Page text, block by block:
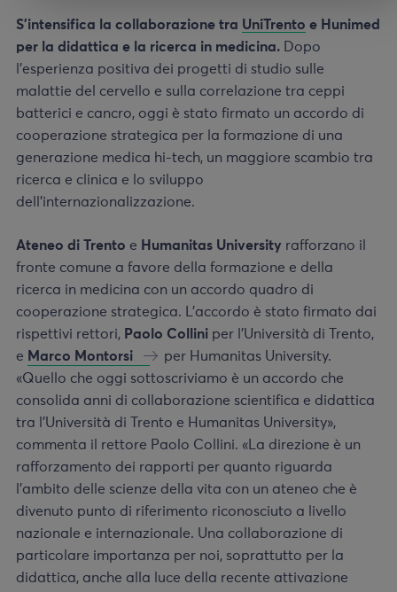
S’intensifica la collaborazione tra UniTrento e Hunimed
per la didattica e la ricerca in medicina. Dopo
l’esperienza positiva dei progetti di studio sulle
malattie del cervello e sulla correlazione tra ceppi
batterici e cancro, oggi è stato firmato un accordo di
cooperazione strategica per la formazione di una
generazione medica hi-tech, un maggiore scambio tra
ricerca e clinica e lo sviluppo
dell’internazionalizzazione.
Ateneo di Trento e Humanitas University rafforzano il
fronte comune a favore della formazione e della
ricerca in medicina con un accordo quadro di
cooperazione strategica. L’accordo è stato firmato dai
rispettivi rettori, Paolo Collini per l’Università di Trento,
e Marco Montorsi
per Humanitas University.
«Quello che oggi sottoscriviamo è un accordo che
consolida anni di collaborazione scientifica e didattica
tra l’Università di Trento e Humanitas University»,
commenta il rettore Paolo Collini. «La direzione è un
rafforzamento dei rapporti per quanto riguarda
l’ambito delle scienze della vita con un ateneo che è
divenuto punto di riferimento riconosciuto a livello
nazionale e internazionale. Una collaborazione di
particolare importanza per noi, soprattutto per la
didattica, anche alla luce della recente attivazione